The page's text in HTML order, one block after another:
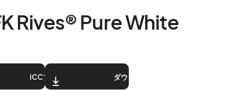
Rives® Pure White